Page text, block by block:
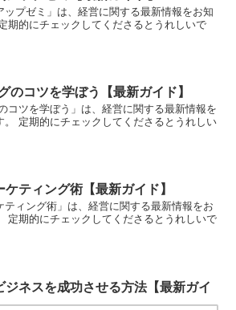
ップゼミ」は、経営に関する最新情報をお知
期的にチェックしてくださるとうれしいで
のコツを学ぼう【最新ガイド】
コツを学ぼう」は、経営に関する最新情報を
。 定期的にチェックしてくださるとうれしい
ティング術【最新ガイド】
ティング術」は、経営に関する最新情報をお
定期的にチェックしてくださるとうれしいで
ジネスを成功させる方法【最新ガイ